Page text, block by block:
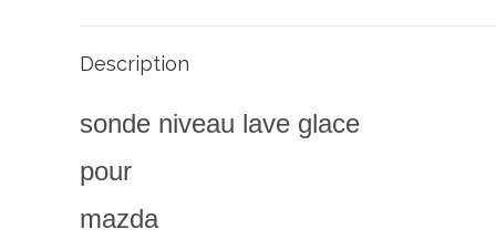
Description
sonde niveau lave glace
pour
mazda